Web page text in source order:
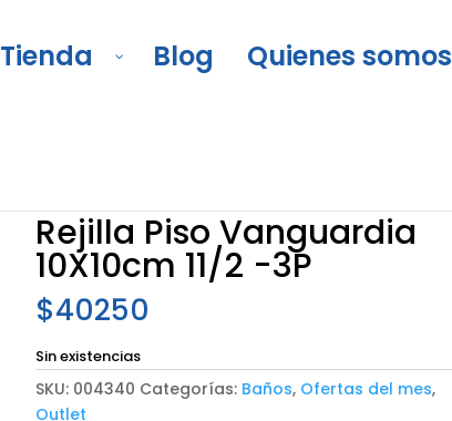
Tienda Blog Quienes somos
Rejilla Piso Vanguardia
10X10cm 11/2 -3P
$40250
Sin existencias
SKU: 004340 Categorías: Baños, Ofertas del mes,
Outlet